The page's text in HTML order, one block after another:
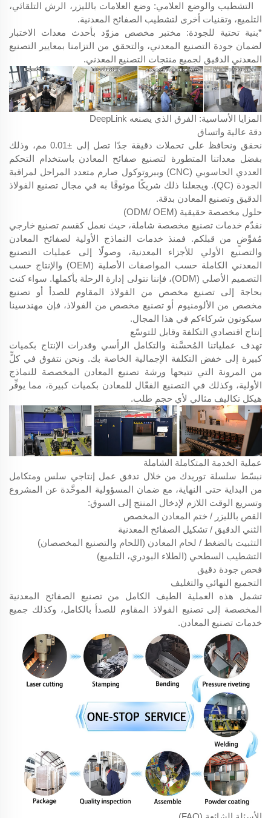
التشطيب والوضع العلامي: وضع العلامات بالليزر، الرش التلقائي،
التلميع، وتقنيات أخرى لتشطيب الصفائح المعدنية.
*بنية تحتية للجودة: مختبر مخصص مزوّد بأحدث معدات الاختبار
لضمان جودة التصنيع المعدني، والتحقق من التزامنا بمعايير التصنيع
المعدني الدقيق لجميع منتجات التصنيع المعدني.
المزايا الأساسية: الفرق الذي يصنعه DeepLink
دقة عالية واتساق
نحقق ونحافظ على تحملات دقيقة جدًا تصل إلى ±0.01 مم، وذلك
بفضل معداتنا المتطورة لتصنيع صفائح المعادن باستخدام التحكم
العددي الحاسوبي (CNC) وببروتوكول صارم متعدد المراحل لمراقبة
الجودة (QC). ويجعلنا ذلك شريكًا موثوقًا به في مجال تصنيع الفولاذ
الدقيق وتصنيع المعادن بدقة.
حلول مخصصة حقيقية (ODM/ OEM)
نقدّم خدمات تصنيع مخصصة شاملة، حيث نعمل كقسم تصنيع خارجي
مُفوَّضٍ من قبلكم. فمنذ خدمات النماذج الأولية لصفائح المعادن
والتصنيع الأولي للأجزاء المعدنية، وصولًا إلى عمليات التصنيع
المعدني الكاملة حسب المواصفات الأصلية (OEM) والإنتاج حسب
التصميم الأصلي (ODM)، فإننا نتولى إدارة الرحلة بأكملها. سواء كنت
بحاجة إلى تصنيع مخصص من الفولاذ المقاوم للصدأ أو تصنيع
مخصص من الألومنيوم أو تصنيع مخصص من الفولاذ، فإن مهندسينا
سيكونون شركاءكم في هذا المجال.
إنتاج اقتصادي التكلفة وقابل للتوسّع
تهدف عملياتنا المُحسَّنة والتكامل الرأسي وقدرات الإنتاج بكميات
كبيرة إلى خفض التكلفة الإجمالية الخاصة بك. ونحن نتفوق في كلٍّ
من المرونة التي تتيحها ورشة تصنيع المعادن المخصصة للنماذج
الأولية، وكذلك في التصنيع الفعّال للمعادن بكميات كبيرة، مما يوفِّر
هيكل تكاليف مثالي لأي حجم طلب.
عملية الخدمة المتكاملة الشاملة
نبسّط سلسلة توريدك من خلال تدفق عمل إنتاجي سلس ومتكامل
من البداية حتى النهاية، مع ضمان المسؤولية الموحَّدة عن المشروع
وتسريع الوقت اللازم لإدخال المنتج إلى السوق:
القص بالليزر / ختم المعادن المخصص
الثني الدقيق / تشكيل الصفائح المعدنية
التثبيت بالضغط / لحام المعادن (اللحام والتصنيع المخصصان)
التشطيب السطحي (الطلاء البودري، التلميع)
فحص جودة دقيق
التجميع النهائي والتغليف
تشمل هذه العملية الطيف الكامل من تصنيع الصفائح المعدنية
المخصصة إلى تصنيع الفولاذ المقاوم للصدأ بالكامل، وكذلك جميع
خدمات تصنيع المعادن.